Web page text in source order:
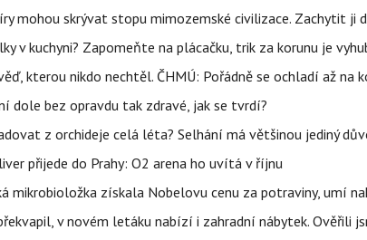
mohou skrývat stopu mimozemské civilizace. Zachytit ji
v kuchyni? Zapomeňte na plácačku, trik za korunu je
kterou nikdo nechtěl. ČHMÚ: Pořádně se ochladí až na
dole bez opravdu tak zdravé, jak se tvrdí?
z orchideje celá léta? Selhání má většinou jediný
přijede do Prahy: O2 arena ho uvítá v říjnu
mikrobioložka získala Nobelovu cenu za potraviny, umí
v novém letáku nabízí i zahradní nábytek. Ověřili